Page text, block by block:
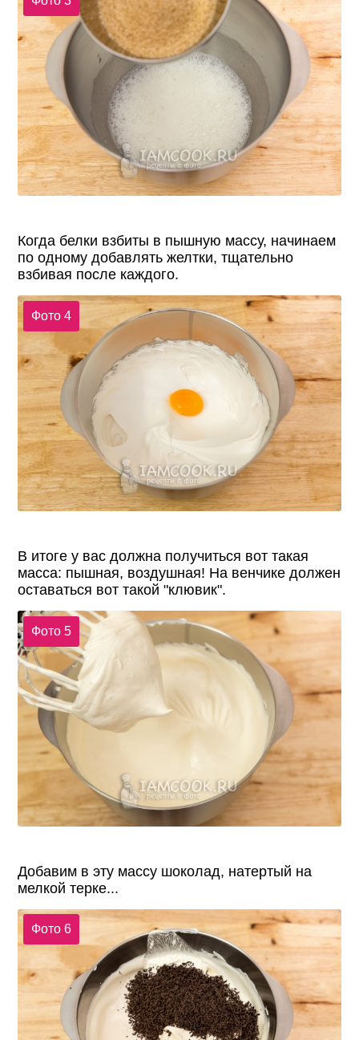
Когда белки взбиты в пышную массу, начинаем
по одному добавлять желтки, тщательно
взбивая после каждого.
Фото 4
В итоге у вас должна получиться вот такая
масса: пышная, воздушная! На венчике должен
оставаться вот такой "клювик".
Фото 5
Добавим в эту массу шоколад, натертый на
мелкой терке...
Фото 6